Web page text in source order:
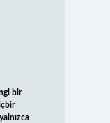
bir